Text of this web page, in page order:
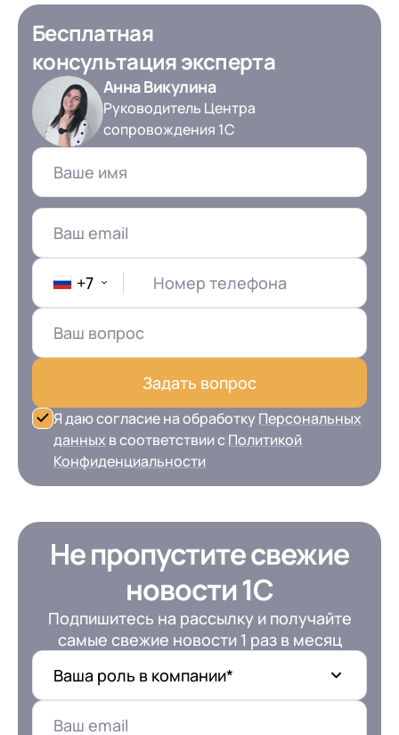
Бесплатная
консультация эксперта
Анна Викулина
Руководитель Центра
сопровождения 1С
+7 Номер телефона
Задать вопрос
Я даю согласие на обработку Персональных
данных в соответствии сПолитикой
Конфиденциальности
Не пропустите свежие
новости 1С
Подпишитесь на рассылку и получайте
самые свежие новости 1 раз в месяц
Ваша роль в компании*